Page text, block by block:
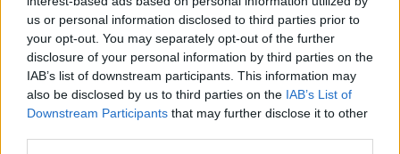
us or personal information disclosed to third parties prior to
your opt-out. You may separately opt-out of the further
disclosure of your personal information by third parties on the
IAB’s list of downstream participants. This information may
also be disclosed by us to third parties on the IAB’s List of
Downstream Participants that may further disclose it to other
Η μεταμόρφωση του CISO για τις
ανάγκες του σήμερα
Ο σύγχρονος CISO δεν επιλέγει προϊόντα.
Επιλέγει οικοσυστήματα.
deduplication/compression σε συνδυασμό με το σύστημα Backup
Appliance (Data Domain) της Dell EMC, η συγκεκριμένη λύση
εξασφαλίζει τη διενέργεια πλήρους Backup όλων των συστημάτων
σε καθημερινή βάση, επιλέγοντας αυτόματα την αποθήκευση μόνο
των νέων δεδομένων, εκείνων δηλαδή που δεν βρίσκονται
αποθηκευμένα σε κανένα άλλο σύστημα του Οργανισμού.
Σχετικά με την Amplus Α.Ε.